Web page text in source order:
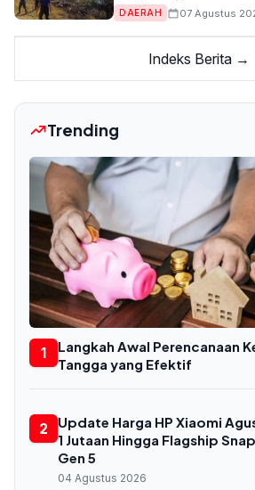
DAERAH 07 Agustus
Indeks Berita →
Trending
1
Langkah Awal Perencanaan
Tangga yang Efektif
2
Update Harga HP Xiaomi
1 Jutaan Hingga Flagship
Gen 5
04 Agustus 2026